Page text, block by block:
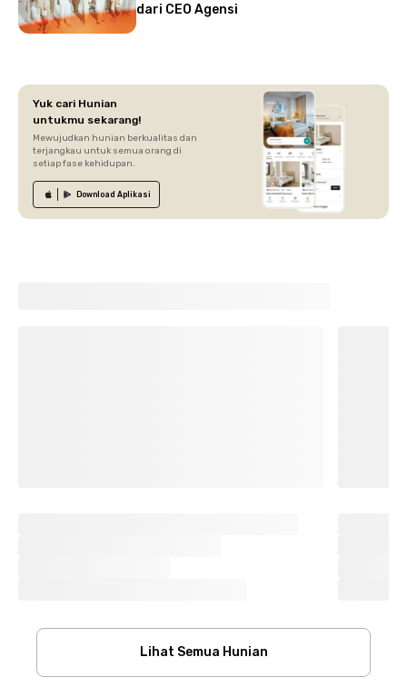
dari CEO Agensi
Yuk cari Hunian
untukmu sekarang!
Mewujudkan hunian berkualitas dan
terjangkau untuk semua orang di
setiap fase kehidupan.
Download Aplikasi
Lihat Semua Hunian